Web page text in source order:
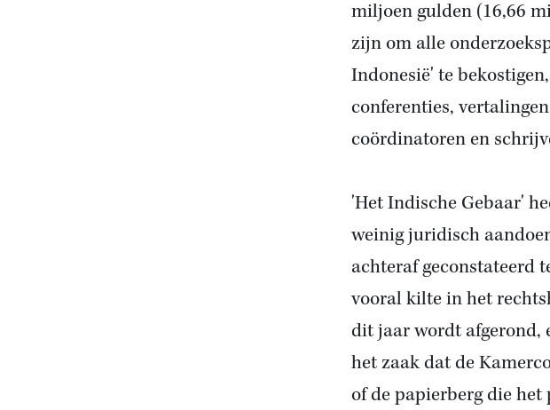
miljoen gulden (16,66
zijn om alle
Indonesië' te
conferenties,
coördinatoren en
'Het Indische Gebaar'
weinig juridisch
achterafgeconstateerd
vooral kilte in het
dit jaar wordt afgerond,
het zaak datde
of de papierberg die